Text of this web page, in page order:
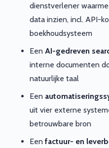
dienstverlener
data inzien, incl. API-
boekhoudsysteem
Een AI-gedreven
interne documenten
natuurlijke taal
Een
uit vier externe
betrouwbare bron
Een factuur- en